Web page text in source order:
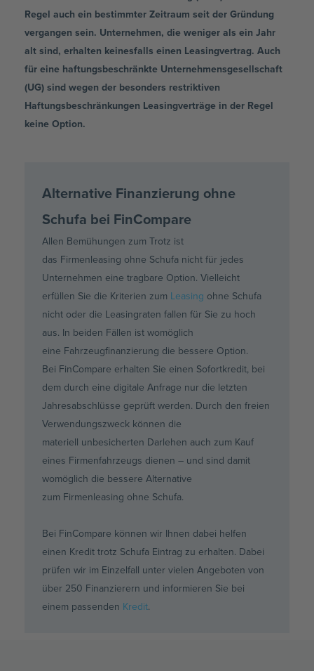
Regel auch ein bestimmter Zeitraum seit der Gründung
vergangen sein. Unternehmen, die weniger als ein Jahr
alt sind, erhalten keinesfalls einen Leasingvertrag. Auch
für eine haftungsbeschränkte Unternehmensgesellschaft
(UG) sind wegen der besonders restriktiven
Haftungsbeschränkungen Leasingverträge in der Regel
keine Option.
Alternative Finanzierung ohne
Schufa bei FinCompare
Allen Bemühungen zum Trotz ist
das Firmenleasing ohne Schufa nicht für jedes
Unternehmen eine tragbare Option. Vielleicht
erfüllen Sie die Kriterien zum Leasing ohne Schufa
nicht oder die Leasingraten fallen für Sie zu hoch
aus. In beiden Fällen ist womöglich
eine Fahrzeugfinanzierung die bessere Option.
Bei FinCompare erhalten Sie einen Sofortkredit, bei
dem durch eine digitale Anfrage nur die letzten
Jahresabschlüsse geprüft werden. Durch den freien
Verwendungszweck können die
materiell unbesicherten Darlehen auch zum Kauf
eines Firmenfahrzeugs dienen – und sind damit
womöglich die bessere Alternative
zum Firmenleasing ohne Schufa.
Bei FinCompare können wir Ihnen dabei helfen
einen Kredit trotz Schufa Eintrag zu erhalten. Dabei
prüfen wir im Einzelfall unter vielen Angeboten von
über 250 Finanzierern und informieren Sie bei
einem passenden Kredit.